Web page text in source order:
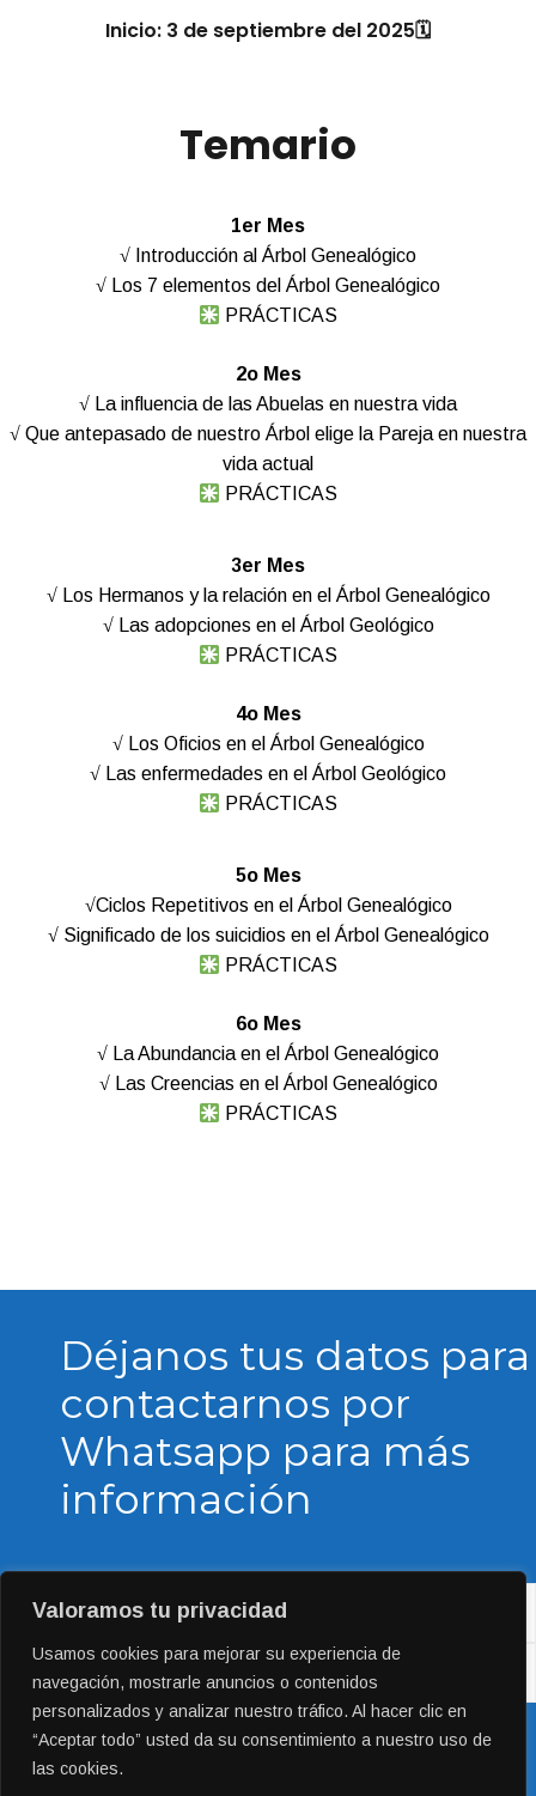
Valoramos tu privacidad
Usamos cookies para mejorar su experiencia de
navegación, mostrarle anuncios o contenidos
personalizados y analizar nuestro tráfico. Al hacer clic en
“Aceptar todo” usted da su consentimiento a nuestro uso de
las cookies.
Inicio: 3 de septiembre del 2025🗓
Temario
1er Mes
√ Introducción al Árbol Genealógico
√ Los 7 elementos del Árbol Genealógico
PRÁCTICAS
2o Mes
√ La influencia de las Abuelas en nuestra vida
√ Que antepasado de nuestro Árbol elige la Pareja en nuestra
vida actual
PRÁCTICAS
3er Mes
√ Los Hermanos y la relación en el Árbol Genealógico
√ Las adopciones en el Árbol Geológico
PRÁCTICAS
4o Mes
√ Los Oficios en el Árbol Genealógico
√ Las enfermedades en el Árbol Geológico
PRÁCTICAS
5o Mes
√Ciclos Repetitivos en el Árbol Genealógico
√ Significado de los suicidios en el Árbol Genealógico
PRÁCTICAS
6o Mes
√ La Abundancia en el Árbol Genealógico
√ Las Creencias en el Árbol Genealógico
PRÁCTICAS
Déjanos tus datos para
contactarnos por
Whatsapp para más
información